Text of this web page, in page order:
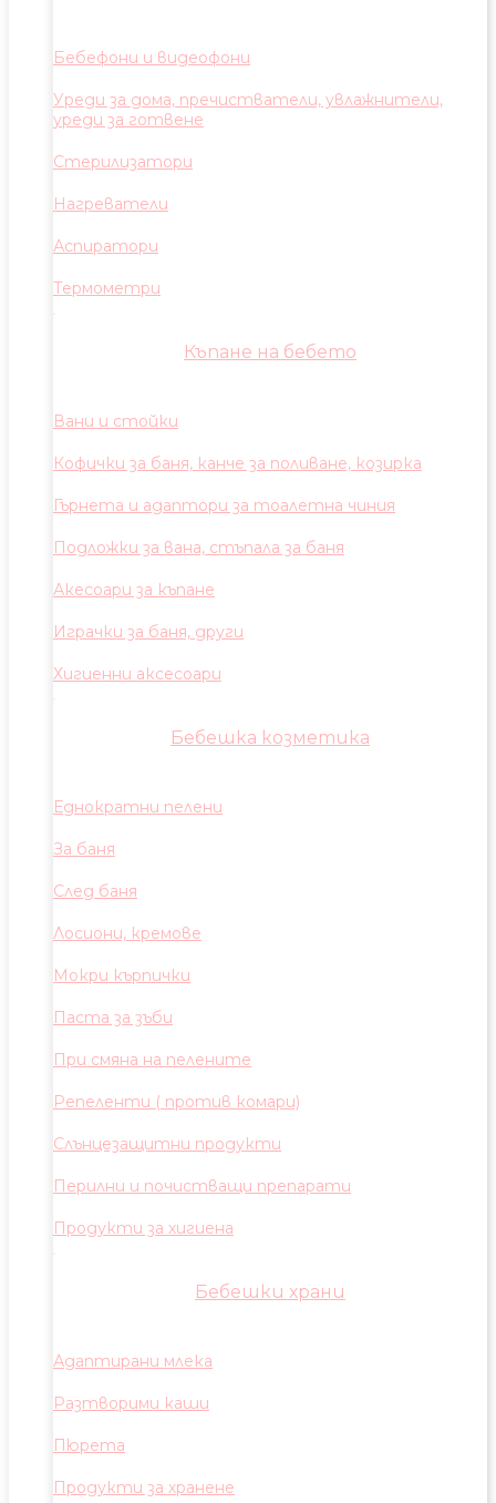
Бебефони и видеофони
Уреди за дома, пречистватели, увлажнители,
уреди за готвене
Стерилизатори
Нагреватели
Аспиратори
Термометри
Къпане на бебето
Вани и стойки
Кофички за баня, канче за поливане, козирка
Гърнета и адаптори за тоалетна чиния
Подложки за вана, стъпала за баня
Акесоари за къпане
Играчки за баня, други
Хигиенни аксесоари
Бебешка козметика
Еднократни пелени
За баня
След баня
Лосиони, кремове
Мокри кърпички
Паста за зъби
При смяна на пелените
Репеленти ( против комари)
Слънцезащитни продукти
Перилни и почистващи препарати
Продукти за хигиена
Бебешки храни
Адаптирани млека
Разтворими каши
Пюрета
Продукти за хранене